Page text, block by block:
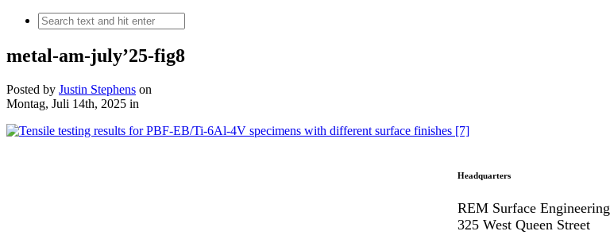
metal-am-july’25-fig8
Posted by Justin Stephens on
Montag, Juli 14th, 2025 in
Headquarters
REM Surface Engineering
325 West Queen Street